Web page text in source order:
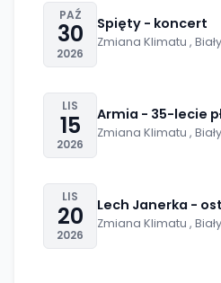
18:00
PAŹ
30
2026
Spięty - koncert
Zmiana
18:00
LIS
15
2026
Armia - 35-lecie
Zmiana
17:00
LIS
20
2026
Lech Janerka -
Zmiana